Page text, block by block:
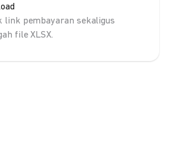
link pembayaran sekaligus
file XLSX.